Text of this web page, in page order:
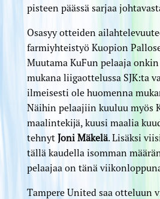
pisteen päässä sarjaa
Osasyy otteiden
farmiyhteistyö Kuopion
Muutama KuFun pelaaja onkin
mukana liigaottelussa SJK:ta
ilmeisesti ole huomenna
Näihin pelaajiin kuuluu myös
maalintekijä, kuusi maalia
tehnyt Joni Mäkelä. Lisäksi
tällä kaudella isomman
pelaajaa on tänä
Tampere United saa otteluun